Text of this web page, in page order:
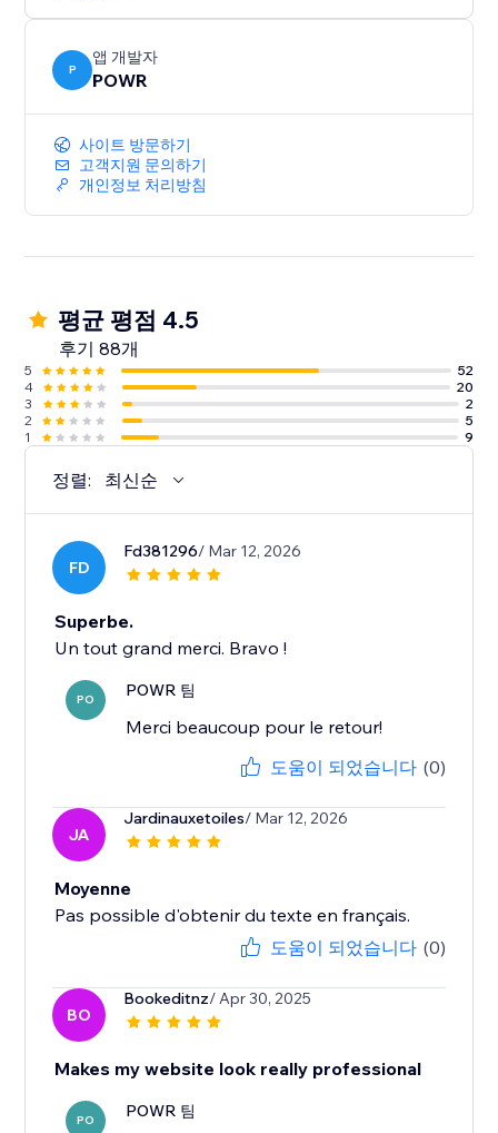
P
앱 개발자
POWR
사이트 방문하기
고객지원 문의하기
개인정보 처리방침
평균 평점 4.5
후기 88개
5
52
4
20
3
2
2
5
1
9
정렬: 최신순
FD
Fd381296/ Mar 12, 2026
Superbe.
Un tout grand merci. Bravo !
PO POWR 팀
Merci beaucoup pour le retour!
도움이 되었습니다 (0)
JA
Jardinauxetoiles/ Mar 12, 2026
Moyenne
Pas possible d'obtenir du texte en français.
도움이 되었습니다 (0)
BO
Bookeditnz/ Apr 30, 2025
Makes my website look really professional
PO POWR 팀